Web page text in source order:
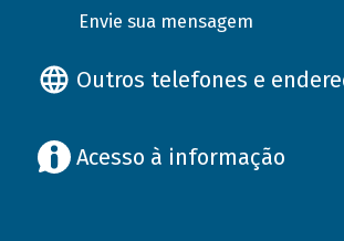
Envie sua mensagem
Outros telefones e
Acesso à informação